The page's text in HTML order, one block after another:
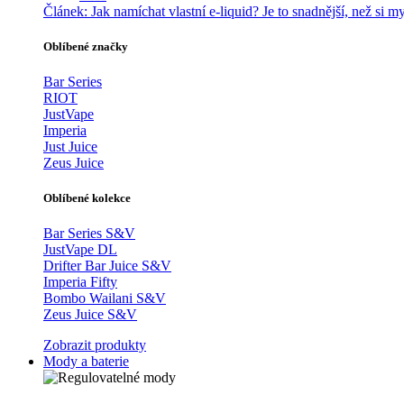
Článek: Jak namíchat vlastní e-liquid? Je to snadnější, než si
Oblíbené značky
Bar Series
RIOT
JustVape
Imperia
Just Juice
Zeus Juice
Oblíbené kolekce
Bar Series S&V
JustVape DL
Drifter Bar Juice S&V
Imperia Fifty
Bombo Wailani S&V
Zeus Juice S&V
Zobrazit produkty
Mody a baterie